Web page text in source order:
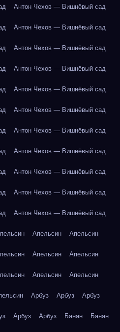
Антон Чехов — Вишнёвый сад
Антон Чехов — Вишнёвый сад
Антон Чехов — Вишнёвый сад
Антон Чехов — Вишнёвый сад
Антон Чехов — Вишнёвый сад
Антон Чехов — Вишнёвый сад
Антон Чехов — Вишнёвый сад
Антон Чехов — Вишнёвый сад
Антон Чехов — Вишнёвый сад
Антон Чехов — Вишнёвый сад
Антон Чехов — Вишнёвый сад
Апельсин Апельсин
Апельсин Апельсин
Апельсин Апельсин
Арбуз Арбуз Арбуз
Арбуз Арбуз Банан Банан